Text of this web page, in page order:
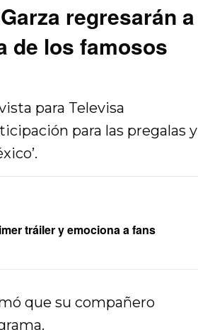
regresarán a
de los famosos
para Televisa
para las pregalas y
tráiler y emociona a fans
que su compañero